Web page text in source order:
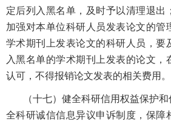
定后列入黑名单，及时予以清理退出
加强对本单位科研人员发表论文的管
学术期刊上发表论文的科研人员，要
入黑名单的学术期刊上发表的论文，
认可，不得报销论文发表的相关费用。
（十七）健全科研信用权益保护
全科研诚信信息异议申诉制度，保障